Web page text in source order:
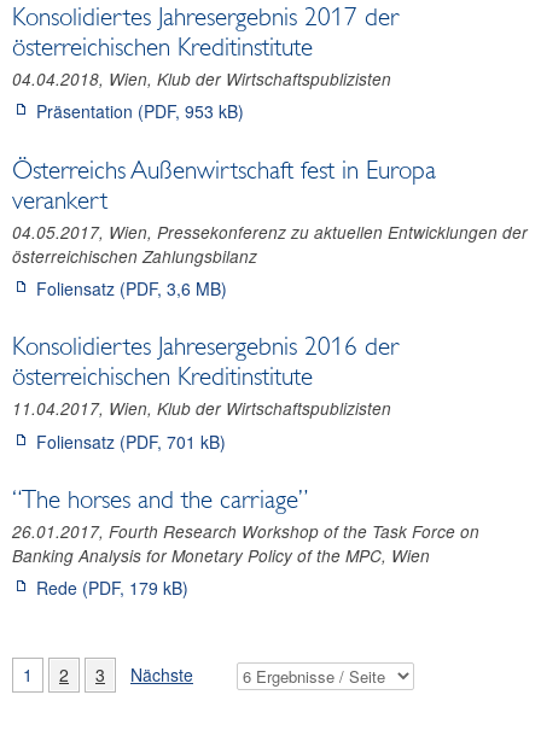
Konsolidiertes Jahresergebnis 2017 der
österreichischen Kreditinstitute
04.04.2018, Wien, Klub der Wirtschaftspublizisten
Präsentation (PDF, 953 kB)
Österreichs Außenwirtschaft fest in Europa
verankert
04.05.2017, Wien, Pressekonferenz zu aktuellen Entwicklungen der
österreichischen Zahlungsbilanz
Foliensatz (PDF, 3,6 MB)
Konsolidiertes Jahresergebnis 2016 der
österreichischen Kreditinstitute
11.04.2017, Wien, Klub der Wirtschaftspublizisten
Foliensatz (PDF, 701 kB)
“The horses and the carriage”
26.01.2017, Fourth Research Workshop of the Task Force on
Banking Analysis for Monetary Policy of the MPC, Wien
Rede (PDF, 179 kB)
1 2 3 Nächste